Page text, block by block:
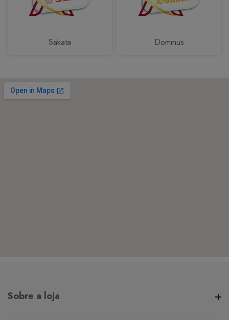
Sakata Dominus
Sobre a loja